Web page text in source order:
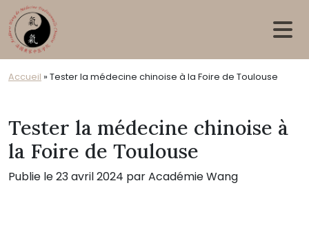
Skip to main content
Accueil » Tester la médecine chinoise à la Foire de Toulouse
Tester la médecine chinoise à
la Foire de Toulouse
Publie le 23 avril 2024 par Académie Wang